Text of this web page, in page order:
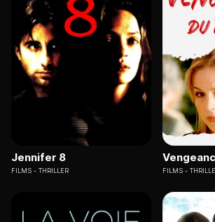
Jennifer 8
FILMS THRILLER FILMS